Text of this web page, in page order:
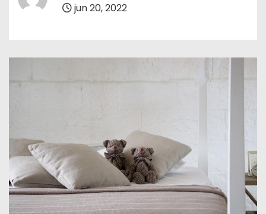
jun 20, 2022